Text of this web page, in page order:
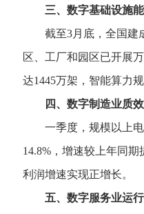
三、数字基础设施
截至3月底，全国建成
区、工厂和园区已开展
达1445万架，智能算力
四、数字制造业质效
一季度，规模以上电
14.8%，增速较上年同
利润增速实现正增长。
五、数字服务业运行